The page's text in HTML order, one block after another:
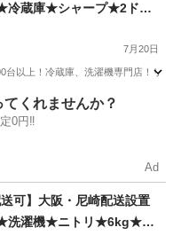
冷蔵庫★シャープ★2ドア
1935
7月20日
台以上！冷蔵庫、洗濯機専門店！
無料
てくれませんか？
0円‼️
Ad
可】大阪・尼崎配送設置
洗濯機★ニトリ★6kg★20